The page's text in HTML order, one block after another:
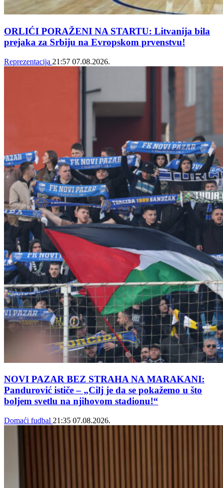
ORLIĆI PORAŽENI NA STARTU: Litvanija bila
prejaka za Srbiju na Evropskom prvenstvu!
Reprezentacija 21:57 07.08.2026.
NOVI PAZAR BEZ STRAHA NA MARAKANI:
Pandurović ističe – „Cilj je da se pokažemo u što
boljem svetlu na njihovom stadionu!“
Domaći fudbal 21:35 07.08.2026.